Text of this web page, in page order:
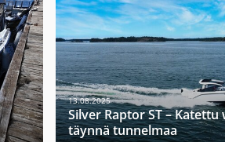
13.08.2025
Silver Raptor ST –
täynnä tunnelmaa